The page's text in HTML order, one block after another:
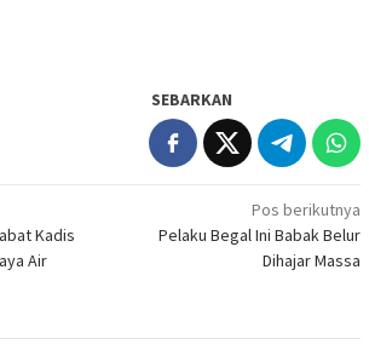
SEBARKAN
Kadis
Air
Pos berikutnya
Pelaku Begal Ini Babak Belur
Dihajar Massa